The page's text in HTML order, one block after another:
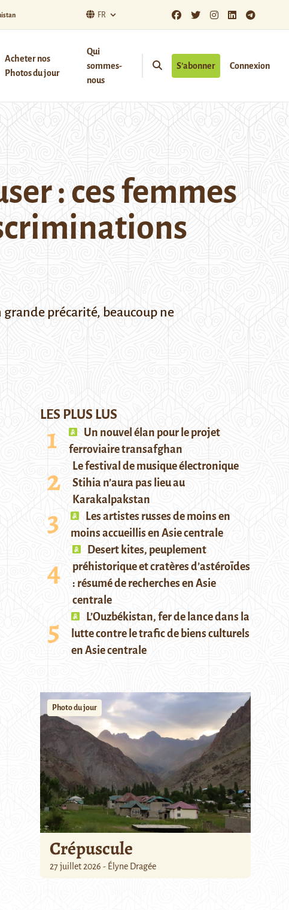
FR
Acheter nos
Photos du jour
Qui
sommes-
nous
S’abonner Connexion
: ces femmes
précarité, beaucoup ne
LES PLUS LUS
Un nouvel élan pour le projet
ferroviaire transafghan
Le festival de musique électronique
Stihia n’aura pas lieu au
Karakalpakstan
Les artistes russes de moins en
moins accueillis en Asie centrale
Desert kites, peuplement
préhistorique et cratères d’astéroïdes
: résumé de recherches en Asie
centrale
L’Ouzbékistan, fer de lance dans la
lutte contre le trafic de biens culturels
en Asie centrale
Photo du jour
Crépuscule
27 juillet 2026 - Élyne Dragée